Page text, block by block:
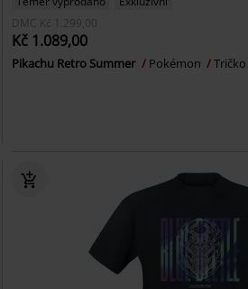
DMC
Kč 1.299,00
Kč 1.089,00
Pikachu Retro Summer Pokémon Tričko